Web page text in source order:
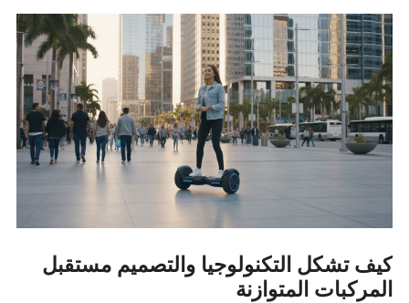
كيف تشكل التكنولوجيا والتصميم مستقبل
المركبات المتوازنة